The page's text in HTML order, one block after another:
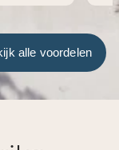
alle voordelen